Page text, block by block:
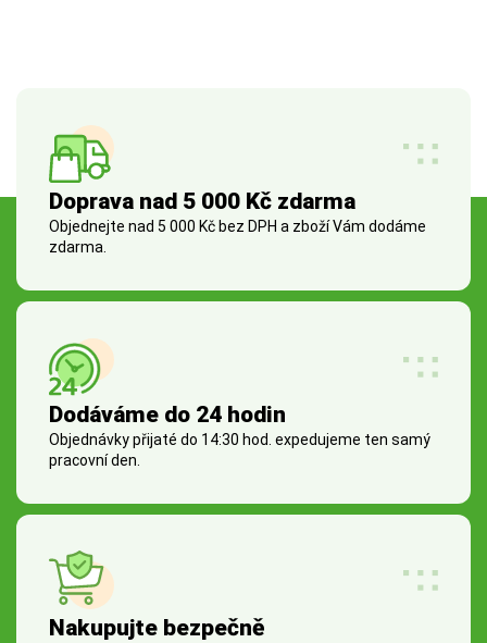
Doprava nad 5 000 Kč zdarma
Objednejte nad 5 000 Kč bez DPH a zboží Vám dodáme
zdarma.
Dodáváme do 24 hodin
Objednávky přijaté do 14:30 hod. expedujeme ten samý
pracovní den.
Nakupujte bezpečně